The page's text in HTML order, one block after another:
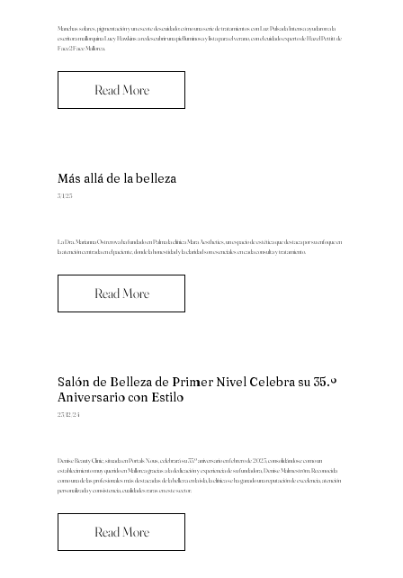
Manchas solares, pigmentación y un escote descuidado: cómo una serie de tratamientos con Luz Pulsada Intensa ayudaron a la
escritora mallorquina Lucy Hawkins a redescubrir una piel luminosa y lista para el verano, con el cuidado experto de Hazel Pettitt de
Face2Face Mallorca.
Read More
Más allá de la belleza
3/1/25
La Dra. Marianna Ostrerova ha fundado en Palma la clínica Mara Aesthetics, un espacio de estética que destaca por su enfoque en
la atención centrada en el paciente, donde la honestidad y la claridad son esenciales en cada consulta y tratamiento.
Read More
Salón de Belleza de Primer Nivel Celebra su 35.º
Aniversario con Estilo
23/12/24
Denise Beauty Clinic, situada en Portals Nous, celebrará su 35.º aniversario en febrero de 2025, consolidándose como un
establecimiento muy querido en Mallorca gracias a la dedicación y experiencia de su fundadora, Denise Malmeström. Reconocida
como una de las profesionales más destacadas de la belleza en la isla, la clínica se ha ganado una reputación de excelencia, atención
personalizada y consistencia, cualidades raras en este sector.
Read More